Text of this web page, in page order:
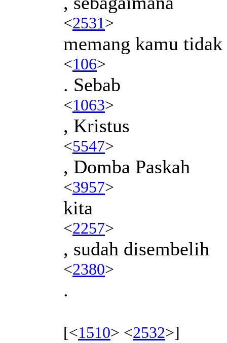
<2531>
memang kamu
<106>
. Sebab
<1063>
, Kristus
<5547>
, Domba Paskah
<3957>
kita
<2257>
, sudah disembelih
<2380>
.
[<1510> <2532>]